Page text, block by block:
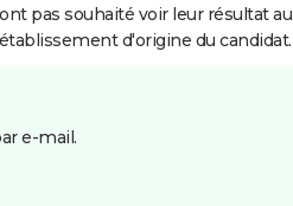
pas souhaité voir leur résultat au
d'origine du candidat.
e-mail.